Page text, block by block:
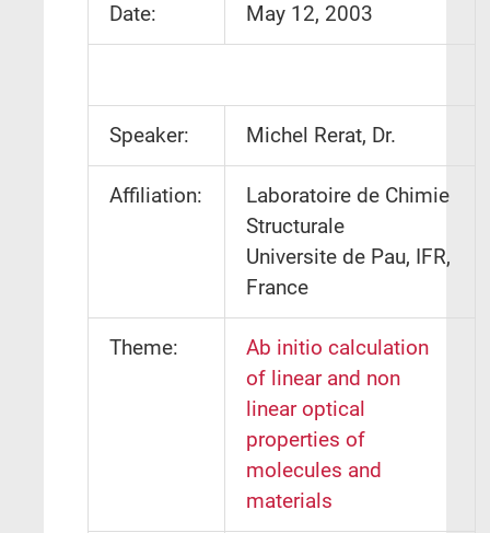
Date: May 12, 2003
Speaker: Michel Rerat, Dr.
Affiliation:
Laboratoire de Chimie
Structurale
Universite de Pau, IFR,
France
Theme:
Ab initio calculation
of linear and non
linear optical
properties of
molecules and
materials